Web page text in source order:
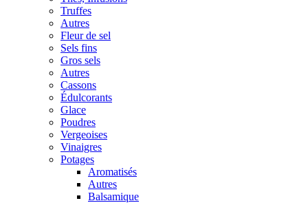
Truffes
Autres
Fleur de sel
Sels fins
Gros sels
Autres
Cassons
Édulcorants
Glace
Poudres
Vergeoises
Vinaigres
Potages
Aromatisés
Autres
Balsamique